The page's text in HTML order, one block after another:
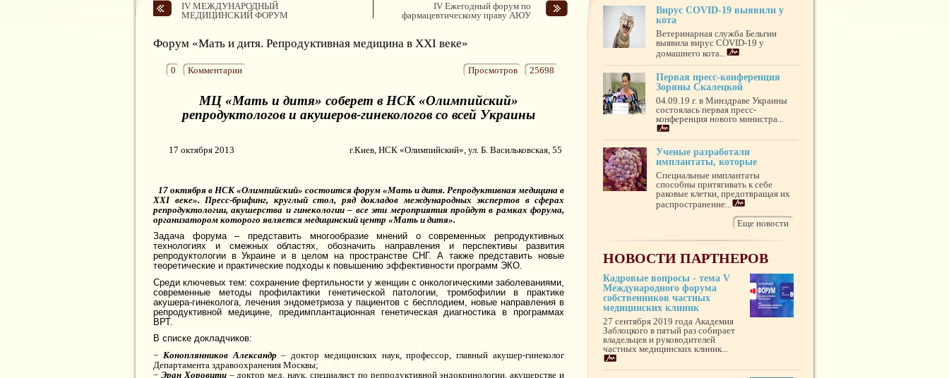
IV МЕЖДУНАРОДНЫЙ
МЕДИЦИНСКИЙ ФОРУМ
IV Ежегодный форум по
фармацевтическому праву АЮУ
Форум «Мать и дитя. Репродуктивная медицина в XXI веке»
0 Комментарии Просмотров 25698
МЦ «Мать и дитя» соберет в НСК «Олимпийский»
репродуктологов и акушеров-гинекологов со всей Украины
17 октября 2013 г.Киев, НСК «Олимпийский», ул. Б. Васильковская, 55
17 октября в НСК «Олимпийский» состоится форум «Мать и дитя. Репродуктивная медицина в
XXI веке». Пресс-брифинг, круглый стол, ряд докладов международных экспертов в сферах
репродуктологии, акушерства и гинекологии – все эти мероприятия пройдут в рамках форума,
организатором которого является медицинский центр «Мать и дитя».
Задача форума–представить многообразие мнений о современных репродуктивных
технологиях и смежных областях, обозначить направления и перспективы развития
репродуктологии в Украине и в целом на пространстве СНГ. А также представить новые
теоретические и практические подходы к повышению эффективности программ ЭКО.
Среди ключевых тем: сохранение фертильности у женщин с онкологическими заболеваниями,
современные методы профилактики генетической патологии, тромбофилии в практике
акушера-гинеколога, лечения эндометриоза у пациентов с бесплодием, новые направления в
репродуктивной медицине, предимплантационная генетическая диагностика в программах
ВРТ.
В списке докладчиков:
− Коноплянников Александр – доктор медицинских наук, профессор, главный акушер-гинеколог
Департамента здравоохранения Москвы;
− Эран Хоровитц– доктор мед. наук, специалист по репродуктивной эндокринологии, акушерстве и
Вирус COVID-19 выявили у
кота
Ветеринарная служба Бельгии
выявила вирус COVID-19 у
домашнего кота...
Первая пресс-конференция
Зоряны Скалецкой
04.09.19 г. в Минздраве Украины
состоялась первая пресс-
конференция нового министра...
Ученые разработали
имплантаты, которые
Специальные имплантаты
способны притягивать к себе
раковые клетки, предотвращая их
распространение...
Еще новости
НОВОСТИ ПАРТНЕРОВ
Кадровые вопросы - тема V
Международного форума
собственников частных
медицинских клиник
27 сентября 2019 года Академия
Заблоцкого в пятый раз собирает
владельцев и руководителей
частных медицинских клиник...